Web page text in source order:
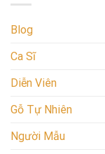
Blog
Ca Sĩ
Diễn Viên
Gỗ Tự Nhiên
Người Mẫu